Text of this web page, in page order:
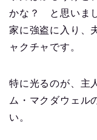
かな？ と思いま
家に強盗に入り、
ャクチャです。
特に光るのが、主
ム・マクダウェル
い。